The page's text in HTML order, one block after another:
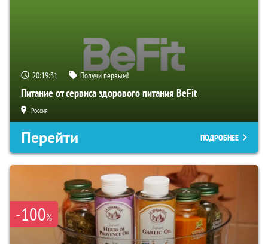
20:19:30 Получи первым!
Питание от сервиса здорового питания BeFit
Россия
Перейти ПОДРОБНЕЕ
-100%